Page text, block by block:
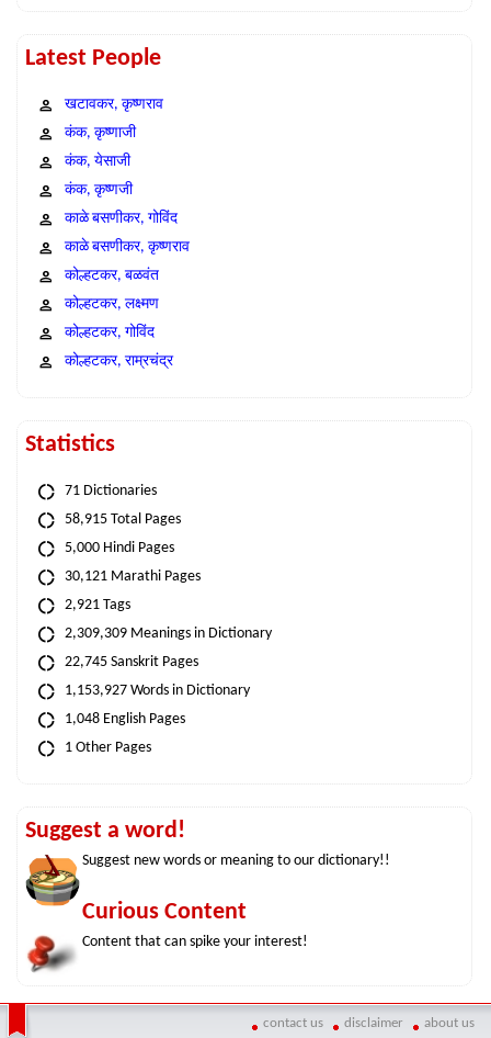
Latest People
खटावकर, कृष्णराव
कंक, कृष्णाजी
कंक, येसाजी
कंक, कृष्णजी
काळे बसणीकर, गोविंद
काळे बसणीकर, कृष्णराव
कोल्हटकर, बळवंत
कोल्हटकर, लक्ष्मण
कोल्हटकर, गोविंद
कोल्हटकर, राम्रचंद्र
Statistics
71 Dictionaries
58,915 Total Pages
5,000 Hindi Pages
30,121 Marathi Pages
2,921 Tags
2,309,309 Meanings in Dictionary
22,745 Sanskrit Pages
1,153,927 Words in Dictionary
1,048 English Pages
1 Other Pages
Suggest a word!
Suggest new words or meaning to our dictionary!!
Curious Content
Content that can spike your interest!
contact us disclaimer about us